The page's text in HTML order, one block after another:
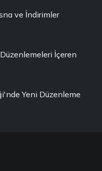
ve İndirimler
İçeren
Yeni Düzenleme